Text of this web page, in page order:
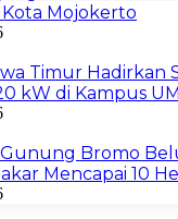
Kota Mojokerto
Timur Hadirkan
kW di Kampus
Bromo
Mencapai 10